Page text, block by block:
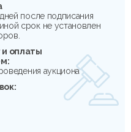
после подписания
срок не установлен
и оплаты
аукциона